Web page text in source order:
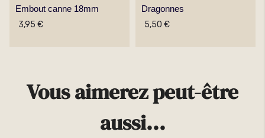
Embout canne 18mm
3,95 €
Dragonnes
5,50 €
Vous aimerez peut-être
aussi...